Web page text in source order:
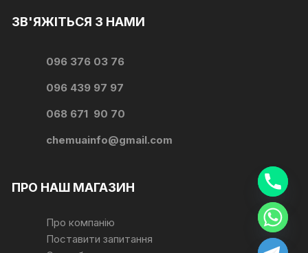
ЗВ'ЯЖІТЬСЯ З НАМИ
096 376 03 76
096 439 97 97
068 671 90 70
chemuainfo@gmail.com
ПРО НАШ МАГАЗИН
Про компанію
Поставити запитання
a
t
y